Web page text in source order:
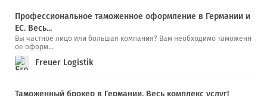
Профессиональное таможенное оформление в Германии и
ЕС. Весь...
Вы частное лицо или большая компания? Вам необходимо таможенн
ое оформ...
Freuer Logistik
Таможенный брокер в Германии. Весь комплекс услуг!